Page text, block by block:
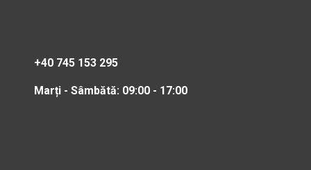
+40 745 153 295
Marți - Sâmbătă: 09:00 - 17:00